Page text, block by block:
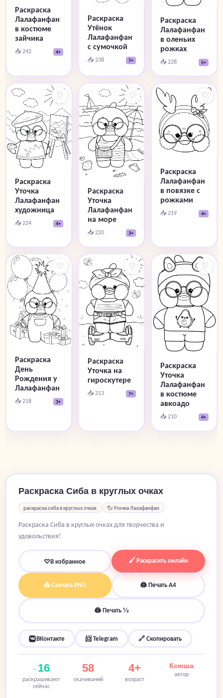
Раскраска
Лалафанфан
в костюме
зайчика
📥 242 4+
Раскраска
Утёнок
Лалафанфан
с сумочкой
📥 238 7+
Раскраска
Лалафанфан
в оленьих
рожках
📥 228 5+
♡
Раскраска
Уточка
Лалафанфан
художница
📥 224 4+
♡
Раскраска
Уточка
Лалафанфан
на море
📥 220 3+
♡
Раскраска
Лалафанфан
в повязке с
рожками
📥 219 4+
♡
Раскраска
День
Рождения у
Лалафанфан
📥 218 3+
♡
Раскраска
Уточка на
гироскутере
📥 213 7+
♡
Раскраска
Уточка
Лалафанфан
в костюме
авкоадо
📥 210 4+
Раскраска Сиба в круглых очках
раскраска сиба в круглых очках 🦆 Уточка Лалафанфан
Раскраска Сиба в круглых очках для творчества и
удовольствия!
♡В избранное 🖌 Раскрасить онлайн
📥 Скачать PNG 🖨 Печать A4
🖨 Печать ½
ВКонтакте 📨 Telegram 🔗 Скопировать
16
раскрашивают
сейчас
58
скачиваний
4+
возраст
Ксюша
автор